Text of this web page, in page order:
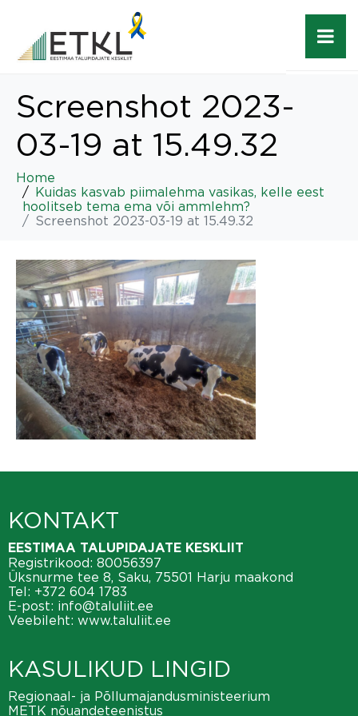
Screenshot 2023-
03-19 at 15.49.32
Home
Kuidas kasvab piimalehma vasikas, kelle eest
hoolitseb tema ema või ammlehm?
Screenshot 2023-03-19 at 15.49.32
KONTAKT
EESTIMAA TALUPIDAJATE KESKLIIT
Registrikood: 80056397
Üksnurme tee 8, Saku, 75501 Harju maakond
Tel: +372 604 1783
E-post: info@taluliit.ee
Veebileht: www.taluliit.ee
KASULIKUD LINGID
Regionaal- ja Põllumajandusministeerium
METK nõuandeteenistus